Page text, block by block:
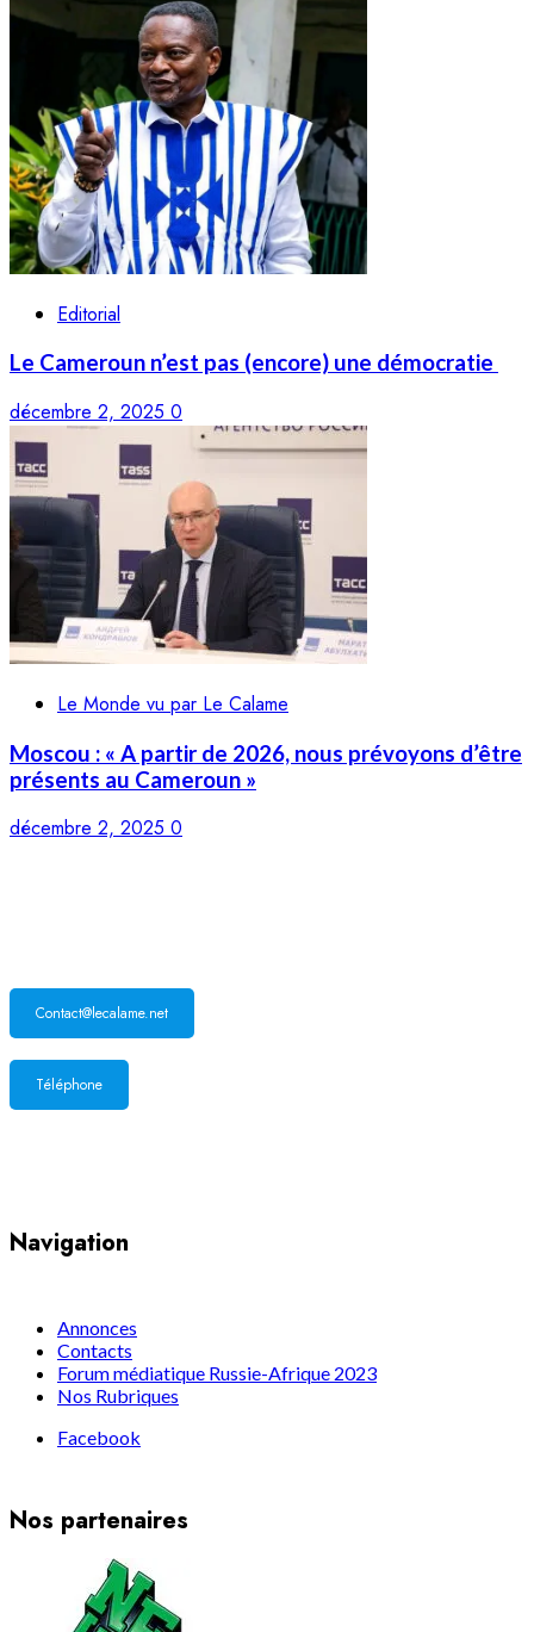
Editorial
Le Cameroun n’est pas (encore) une démocratie
décembre 2, 2025 0
Le Monde vu par Le Calame
Moscou : « A partir de 2026, nous prévoyons d’être
présents au Cameroun »
décembre 2, 2025 0
Contact@lecalame.net
Téléphone
Navigation
Annonces
Contacts
Forum médiatique Russie-Afrique 2023
Nos Rubriques
Facebook
Nos partenaires